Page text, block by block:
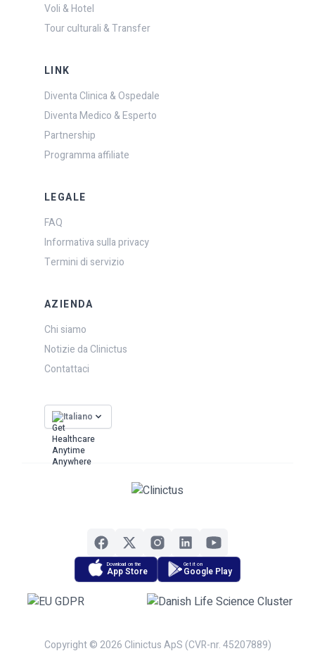
Voli & Hotel
Tour culturali & Transfer
LINK
Diventa Clinica & Ospedale
Diventa Medico & Esperto
Partnership
Programma affiliate
LEGALE
FAQ
Informativa sulla privacy
Termini di servizio
AZIENDA
Chi siamo
Notizie da Clinictus
Contattaci
Italiano
Download on the
App Store
Get it on
Google Play
Copyright © 2026 Clinictus ApS (CVR-nr. 45207889)